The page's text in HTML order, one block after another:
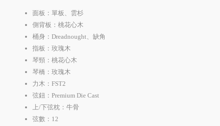
面板：單板、雲杉
側背板：桃花心木
桶身：Dreadnought、缺角
指板：玫瑰木
琴頸：桃花心木
琴橋：玫瑰木
力木：FST2
弦鈕：Premium Die Cast
上/下弦枕：牛骨
弦數：12